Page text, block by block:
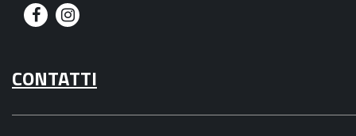
F
c
e
I
s
t
CONTATTI